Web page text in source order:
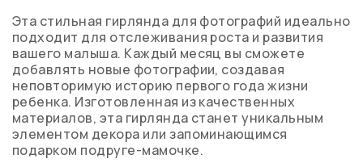
Эта стильная гирлянда для фотографий идеально
подходит для отслеживания роста и развития
вашего малыша. Каждый месяц вы сможете
добавлять новые фотографии, создавая
неповторимую историю первого года жизни
ребенка. Изготовленная из качественных
материалов, эта гирлянда станет уникальным
элементом декора или запоминающимся
подарком подруге-мамочке.